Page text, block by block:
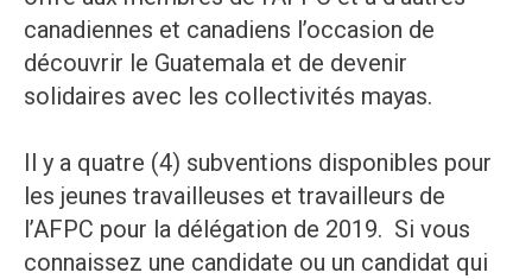
canadiennes et canadiens l’occasion de
découvrir le Guatemala et de devenir
solidaires avec les collectivités mayas.
Il y a quatre (4) subventions disponibles pour
les jeunes travailleuses et travailleurs de
l’AFPC pour la délégation de 2019. Si vous
connaissez une candidate ou un candidat qui